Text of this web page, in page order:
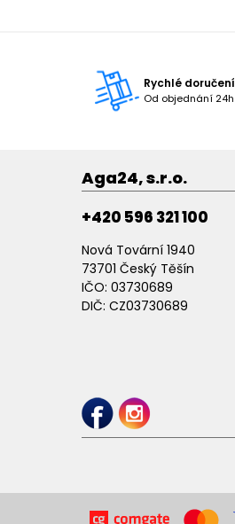
Rychlé doručení
Od objednání 24h
Aga24, s.r.o.
+420 596 321 100
Nová Tovární 1940
73701 Český Těšín
IČO: 03730689
DIČ: CZ03730689